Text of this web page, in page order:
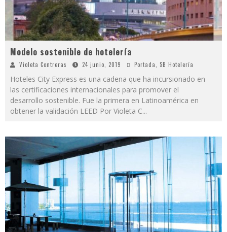
Modelo sostenible de hotelería
Violeta Contreras 24 junio, 2019 Portada SB Hotelería
Hoteles City Express es una cadena que ha incursionado en
las certificaciones internacionales para promover el
desarrollo sostenible. Fue la primera en Latinoamérica en
obtener la validación LEED Por Violeta C...